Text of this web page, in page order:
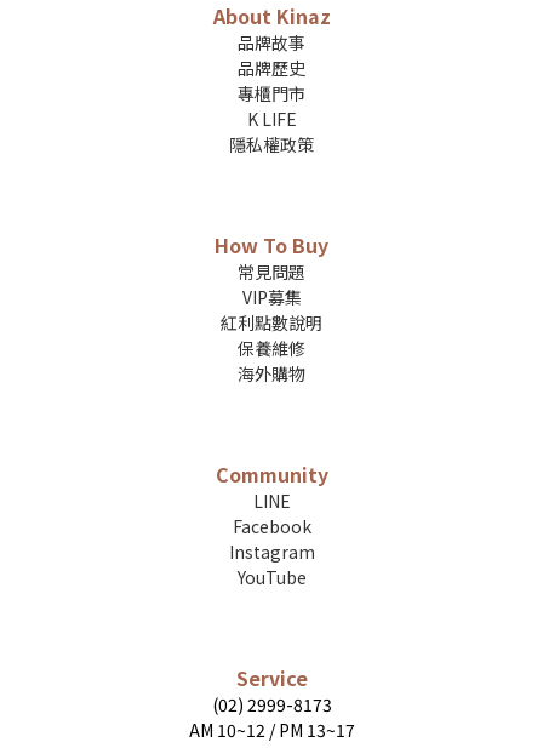
About Kinaz
品牌故事
品牌歷史
專櫃門市
K LIFE
隱私權政策
How To Buy
常見問題
VIP募集
紅利點數說明
保養維修
海外購物
Community
LINE
Facebook
Instagram
YouTube
Service
(02) 2999-8173
AM 10~12 / PM 13~17